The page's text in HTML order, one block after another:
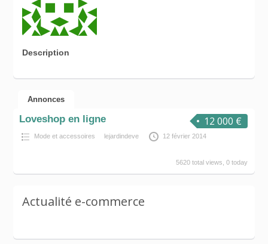
Description
Annonces
12 000 €
Loveshop en ligne
Mode et accessoires lejardindeve 12 février 2014
5620 total views, 0 today
Actualité e-commerce